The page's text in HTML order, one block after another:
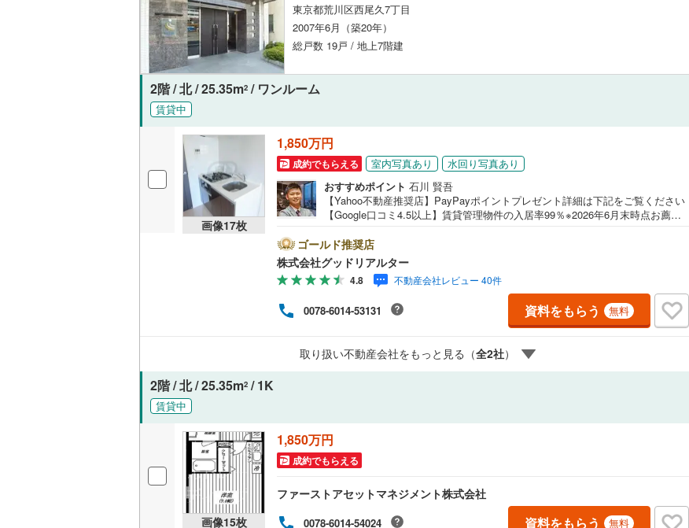
東京都荒川区西尾久7丁目
2007年6月（築20年）
総戸数 19戸 / 地上7階建
2階 / 北 / 25.35m2 / ワンルーム
賃貸中
画像17枚
1,850万円
成約でもらえる 室内写真あり
水回り写真あり
おすすめポイント 石川 賢吾
【Yahoo不動産推奨店】PayPayポイントプレゼント詳細は下記をご覧ください
【Google口コミ4.5以上】賃貸管理物件の入居率99％※2026年6月末時点お薦め
空室リスクです。利回りがいくら高かろうとも、空室が続いてしまえば、絵に
描いた餅になってしまいます。弊社でご紹介するマンションは、人気エリアの
お薦め物件はもちろんのこと、エリアのニーズに合った人気のお部屋等、賃貸
営業経験スタッフの培ってきた知識と経験を基に物件を選定して、お部屋をご
紹介している為、空室リスクに対しての対策はお任せください。掲載されてい
る物件は、弊社にてご紹介可能な物件のごく一部ですので、お気軽にお問い合
わせください。※記載賃料等の収入や利回りは、将来にわたり、得られることを
在の賃料等で、空室または所有者居住中等のものについては、周辺の賃料相場
に基づき、満室時を想定して表示しています。
ゴールド推奨店
株式会社グッドリアルター
4.8 不動産会社レビュー 40件
0078-6014-53131 資料をもらう 無料
取り扱い不動産会社をもっと見る（全2社）
2階 / 北 / 25.35m2 / 1K
賃貸中
画像15枚
1,850万円
成約でもらえる
ファーストアセットマネジメント株式会社
0078-6014-54024 資料をもらう 無料
LD
リビングダイニング15畳以上
キッチン
独立型キッチン（0） 対面キッチン（0）
浴室
浴室乾燥機あり（3） 浴室に窓あり（0）
バルコニー、庭
ルーフバルコニー（0）
収納
ウォークインクローゼット
（0）
即入居可能
オンライン対応
オンライン内見(相談)可 （ 15 ） IT重説可（17）